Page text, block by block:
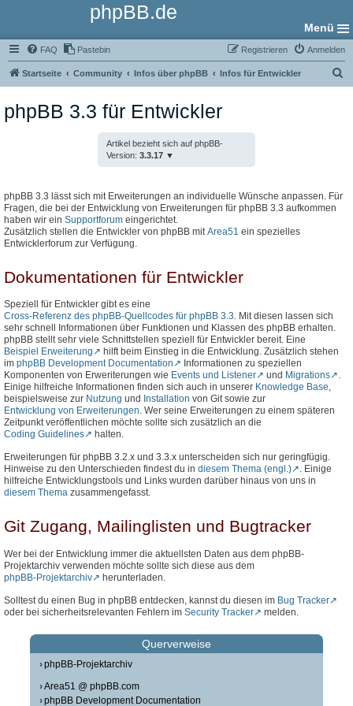
phpBB.de
Menü
FAQ Pastebin Anmelden
Registrieren
Startseite Community Infos über phpBB Infos für Entwickler
phpBB 3.3 für Entwickler
Artikel bezieht sich auf phpBB-
Version: 3.3.17
phpBB 3.3 lässt sich mit Erweiterungen an individuelle Wünsche anpassen. Für
Fragen, die bei der Entwicklung von Erweiterungen für phpBB 3.3 aufkommen
haben wir ein Supportforum eingerichtet.
Zusätzlich stellen die Entwickler von phpBB mit Area51 ein spezielles
Entwicklerforum zur Verfügung.
Dokumentationen für Entwickler
Speziell für Entwickler gibt es eine
Cross-Referenz des phpBB-Quellcodes für phpBB 3.3. Mit diesen lassen sich
sehr schnell Informationen über Funktionen und Klassen des phpBB erhalten.
phpBB stellt sehr viele Schnittstellen speziell für Entwickler bereit. Eine
Beispiel Erweiterung
hilft beim Einstieg in die Entwicklung. Zusätzlich stehen
im phpBB Development Documentation
Informationen zu speziellen
Komponenten von Erweriterungen wie Events und Listener und Migrations
.
Einige hilfreiche Informationen finden sich auch in unserer Knowledge Base,
beispielsweise zur Nutzung und Installation von Git sowie zur
Entwicklung von Erweiterungen. Wer seine Erweiterungen zu einem späteren
Zeitpunkt veröffentlichen möchte sollte sich zusätzlich an die
Coding Guidelines
halten.
Erweiterungen für phpBB 3.2.x und 3.3.x unterscheiden sich nur geringfügig.
Hinweise zu den Unterschieden findest du in diesem Thema (engl.)
. Einige
hilfreiche Entwicklungstools und Links wurden darüber hinaus von uns in
diesem Thema zusammengefasst.
Git Zugang, Mailinglisten und Bugtracker
Wer bei der Entwicklung immer die aktuellsten Daten aus dem phpBB-
Projektarchiv verwenden möchte sollte sich diese aus dem
phpBB-Projektarchiv
herunterladen.
Solltest du einen Bug in phpBB entdecken, kannst du diesen im Bug Tracker
oder bei sicherheitsrelevanten Fehlern im Security Tracker melden.
Querverweise
phpBB-Projektarchiv
Area51 @ phpBB.com
phpBB Development Documentation